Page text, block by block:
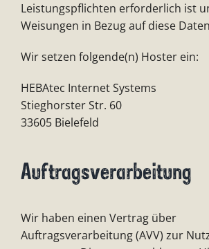
Leistungspflichten erforderlich ist
Weisungen in Bezug auf diese
Wir setzen folgende(n) Hoster ein:
HEBAtec Internet Systems
Stieghorster Str. 60
33605 Bielefeld
Auftragsverarbeitung
Wir haben einen Vertrag über
Auftragsverarbeitung (AVV) zur